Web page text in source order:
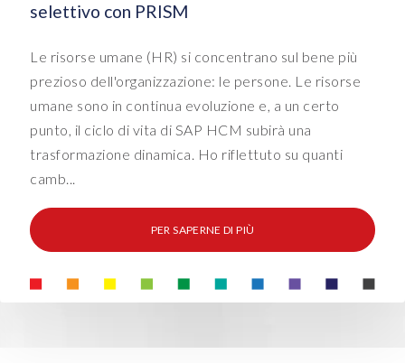
selettivo con PRISM
Le risorse umane (HR) si concentrano sul bene più
prezioso dell'organizzazione: le persone. Le risorse
umane sono in continua evoluzione e, a un certo
punto, il ciclo di vita di SAP HCM subirà una
trasformazione dinamica. Ho riflettuto su quanti
camb...
PER SAPERNE DI PIÙ